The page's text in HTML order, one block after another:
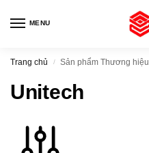
MENU
Trang chủ / Sản phẩm Thương hiệu
Unitech